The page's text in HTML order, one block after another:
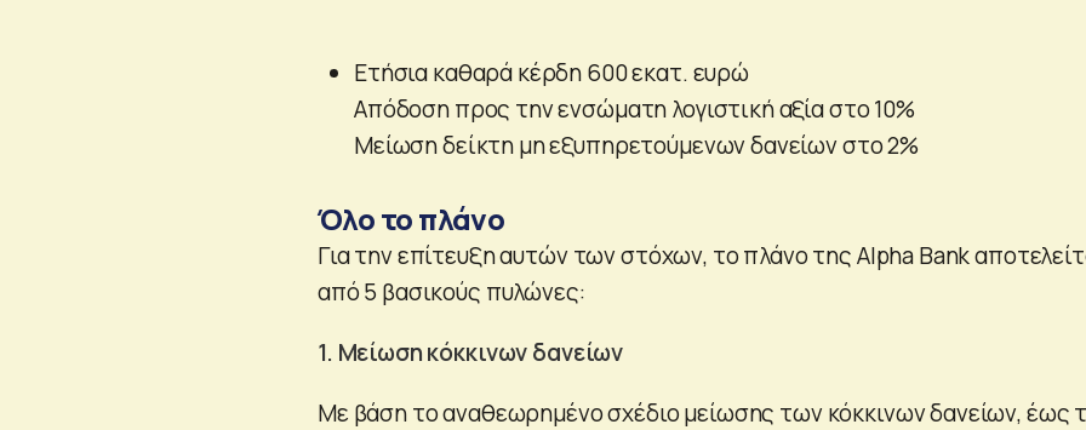
Ετήσια καθαρά κέρδη 600 εκατ. ευρώ
Απόδοση προς την ενσώματη λογιστική αξία στο 10%
Μείωση δείκτη μη εξυπηρετούμενων δανείων στο 2%
Όλο το πλάνο
Για την επίτευξη αυτών των στόχων, το πλάνο της Alpha Bank
από 5 βασικούς πυλώνες:
1. Μείωση κόκκινων δανείων
Με βάση το αναθεωρημένο σχέδιο μείωσης των κόκκινων δανείων, έως